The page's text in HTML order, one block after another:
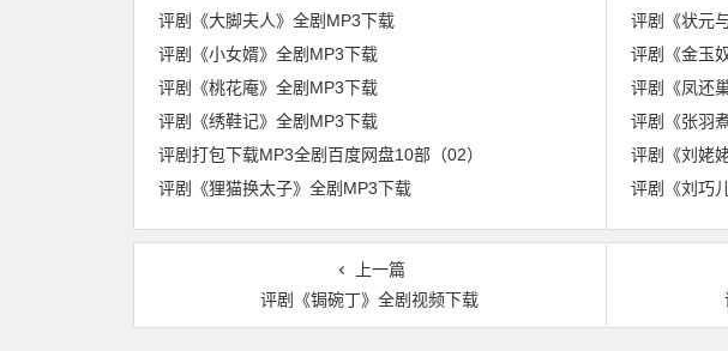
评剧《大脚夫人》全剧MP3下载
评剧《小女婿》全剧MP3下载
评剧《桃花庵》全剧MP3下载
评剧《绣鞋记》全剧MP3下载
评剧打包下载MP3全剧百度网盘10部（02）
评剧《狸猫换太子》全剧MP3下载
评剧《状元
评剧《金玉
评剧《凤还
评剧《张羽
评剧《刘姥
评剧《刘巧
上一篇
评剧《锔碗丁》全剧视频下载